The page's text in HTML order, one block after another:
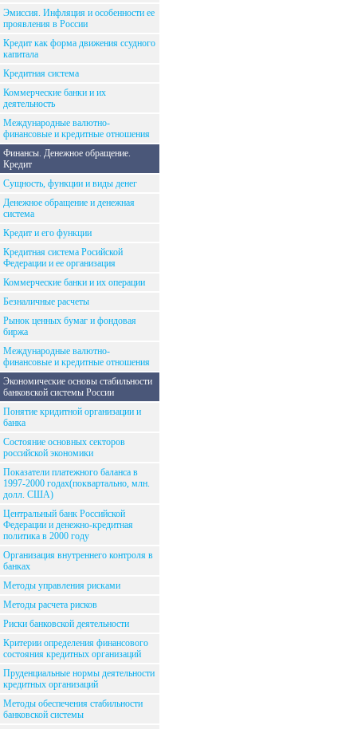
Эмиссия. Инфляция и особенности ее
проявления в России
Кредит как форма движения ссудного
капитала
Кредитная система
Коммерческие банки и их
деятельность
Международные валютно-
финансовые и кредитные отношения
Финансы. Денежное обращение.
Кредит
Сущность, функции и виды денег
Денежное обращение и денежная
система
Кредит и его функции
Кредитная система Росийской
Федерации и ее организация
Коммерческие банки и их операции
Безналичные расчеты
Рынок ценных бумаг и фондовая
биржа
Международные валютно-
финансовые и кредитные отношения
Экономические основы стабильности
банковской системы России
Понятие кридитной организации и
банка
Состояние основных секторов
российской экономики
Показатели платежного баланса в
1997-2000 годах(поквартально, млн.
долл. США)
Центральный банк Российской
Федерации и денежно-кредитная
политика в 2000 году
Организация внутреннего контроля в
банках
Методы управления рисками
Методы расчета рисков
Риски банковской деятельности
Критерии определения финансового
состояния кредитных организаций
Пруденциальные нормы деятельности
кредитных организаций
Методы обеспечения стабильности
банковской системы